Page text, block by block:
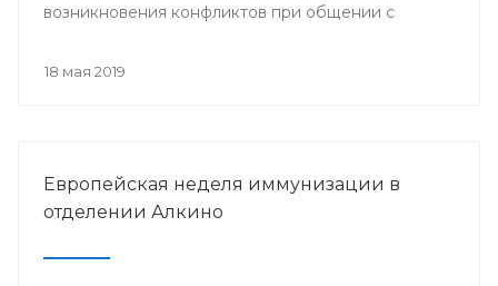
возникновения конфликтов при общении с
18 мая 2019
Европейская неделя иммунизации в
отделении Алкино